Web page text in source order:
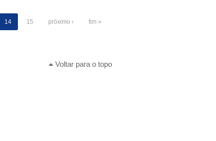
14 15 próximo › fim »
Voltar para o topo